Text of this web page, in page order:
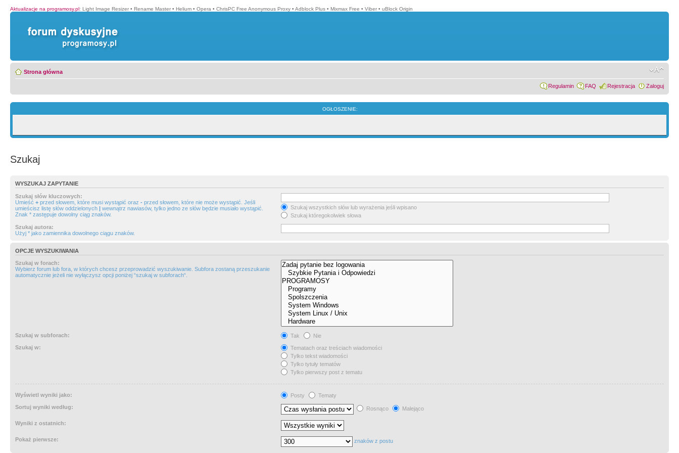
Aktualizacje na programosy.pl: Light Image Resizer • Rename Master • Helium • Opera • ChrisPC Free Anonymous Proxy • Adblock Plus • Mixmax Free • Viber • uBlock Origin
Strona główna
Regulamin FAQ Rejestracja Zaloguj
OGŁOSZENIE:
Szukaj
WYSZUKAJ ZAPYTANIE
Szukaj słów kluczowych:
Umieść + przed słowem, które musi wystąpić oraz - przed słowem, które nie może wystąpić. Jeśli
umieścisz listę słów oddzielonych | wewnątrz nawiasów, tylko jedno ze słów będzie musiało wystąpić.
Znak * zastępuje dowolny ciąg znaków.
Szukaj wszystkich słów lub wyrażenia jeśli wpisano
Szukaj któregokolwiek słowa
Szukaj autora:
Użyj * jako zamiennika dowolnego ciągu znaków.
OPCJE WYSZUKIWANIA
Szukaj w forach:
Wybierz forum lub fora, w których chcesz przeprowadzić wyszukiwanie. Subfora zostaną przeszukanie
automatycznie jeżeli nie wyłączysz opcji poniżej “szukaj w subforach“.
Szukaj w subforach: Tak
Nie
Szukaj w:
Tematach oraz treściach wiadomości
Tylko tekst wiadomości
Tylko tytuły tematów
Tylko pierwszy post z tematu
Wyświetl wyniki jako: Posty
Tematy
Sortuj wyniki według:
Rosnąco Malejąco
Wyniki z ostatnich:
Pokaż pierwsze: znaków z postu